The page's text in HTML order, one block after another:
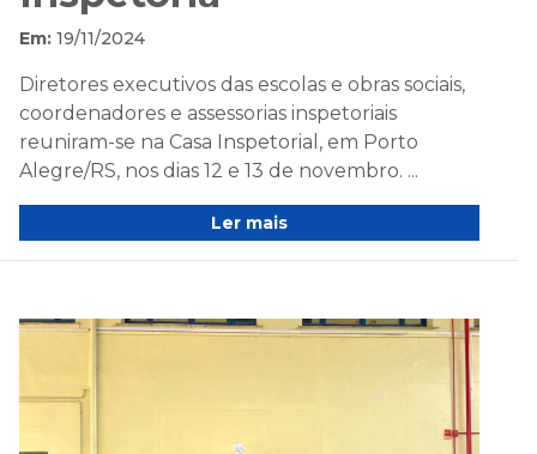
Em: 19/11/2024
Diretores executivos das escolas e obras sociais,
coordenadores e assessorias inspetoriais
reuniram-se na Casa Inspetorial, em Porto
Alegre/RS, nos dias 12 e 13 de novembro. ...
Ler mais